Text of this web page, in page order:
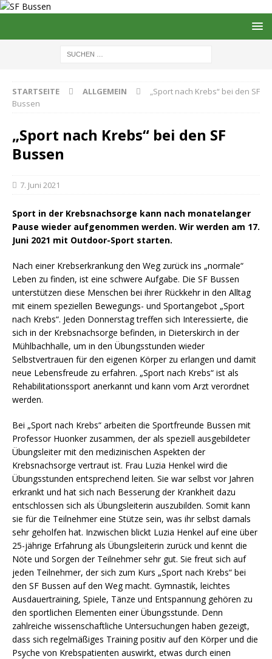
STARTSEITE ALLGEMEIN
„Sport nach Krebs“ bei den SF
Bussen
„Sport nach Krebs“ bei den SF
Bussen
7. Juni 2021
Sport in der Krebsnachsorge kann nach monatelanger
Pause wieder aufgenommen werden. Wir werden am 17.
Juni 2021 mit Outdoor-Sport starten.
Nach einer Krebserkrankung den Weg zurück ins „normale“
Leben zu finden, ist eine schwere Aufgabe. Die SF Bussen
unterstützen diese Menschen bei ihrer Rückkehr in den Alltag
mit einem speziellen Bewegungs- und Sportangebot „Sport
nach Krebs“. Jeden Donnerstag treffen sich Interessierte, die
sich in der Krebsnachsorge befinden, in Dieterskirch in der
Mühlbachhalle, um in den Übungsstunden wieder
Selbstvertrauen für den eigenen Körper zu erlangen und damit
neue Lebensfreude zu erfahren. „Sport nach Krebs“ ist als
Rehabilitationssport anerkannt und kann vom Arzt verordnet
werden.
Bei „Sport nach Krebs“ arbeiten die Sportfreunde Bussen mit
Professor Huonker zusammen, der als speziell ausgebildeter
Übungsleiter mit den medizinischen Aspekten der
Krebsnachsorge vertraut ist. Frau Luzia Henkel wird die
Übungsstunden entsprechend leiten. Sie war selbst vor Jahren
erkrankt und hat sich nach Besserung der Krankheit dazu
entschlossen sich als Übungsleiterin auszubilden. Somit kann
sie für die Teilnehmer eine Stütze sein, was ihr selbst damals
sehr geholfen hat. Inzwischen blickt Luzia Henkel auf eine über
25-jährige Erfahrung als Übungsleiterin zurück und kennt die
Nöte und Sorgen der Teilnehmer sehr gut. Sie freut sich auf
jeden Teilnehmer, der sich zum Kurs „Sport nach Krebs“ bei
den SF Bussen auf den Weg macht. Gymnastik, leichtes
Ausdauertraining, Spiele, Tänze und Entspannung gehören zu
den sportlichen Elementen einer Übungsstunde. Denn
zahlreiche wissenschaftliche Untersuchungen haben gezeigt,
dass sich regelmäßiges Training positiv auf den Körper und die
Psyche von Krebspatienten auswirkt, etwas durch einen